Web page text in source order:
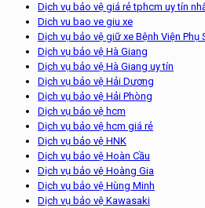
Dịch vụ bảo vệ giá rẻ tphcm uy tín
Dich vu bao ve giu xe
Dịch vụ bảo vệ giữ xe Bệnh Viện Phụ
Dịch vụ bảo vệ Hà Giang
Dịch vụ bảo vệ Hà Giang uy tín
Dịch vụ bảo vệ Hải Dương
Dịch vụ bảo vệ Hải Phòng
Dịch vụ bảo vệ hcm
Dịch vụ bảo vệ hcm giá rẻ
Dịch vụ bảo vệ HNK
Dịch vụ bảo vệ Hoàn Cầu
Dịch vụ bảo vệ Hoàng Gia
Dịch vụ bảo vệ Hùng Minh
Dịch vụ bảo vệ Kawasaki